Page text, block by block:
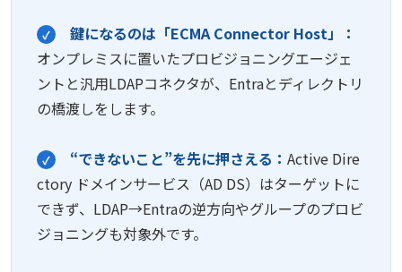
✓
鍵になるのは「ECMA Connector Host」：
オンプレミスに置いたプロビジョニングエージェ
ントと汎用LDAPコネクタが、Entraとディレクトリ
の橋渡しをします。
✓ “できないこと”を先に押さえる： Active Dire
ctory ドメインサービス（AD DS）はターゲットに
できず、LDAP→Entraの逆方向やグループのプロビ
ジョニングも対象外です。